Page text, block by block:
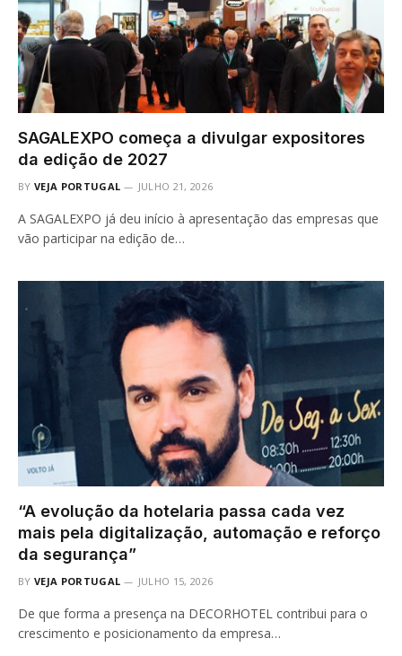
SAGALEXPO começa a divulgar expositores
da edição de 2027
BY VEJA PORTUGAL JULHO 21, 2026
A SAGALEXPO já deu início à apresentação das empresas que
vão participar na edição de…
“A evolução da hotelaria passa cada vez
mais pela digitalização, automação e reforço
da segurança”
BY VEJA PORTUGAL JULHO 15, 2026
De que forma a presença na DECORHOTEL contribui para o
crescimento e posicionamento da empresa…